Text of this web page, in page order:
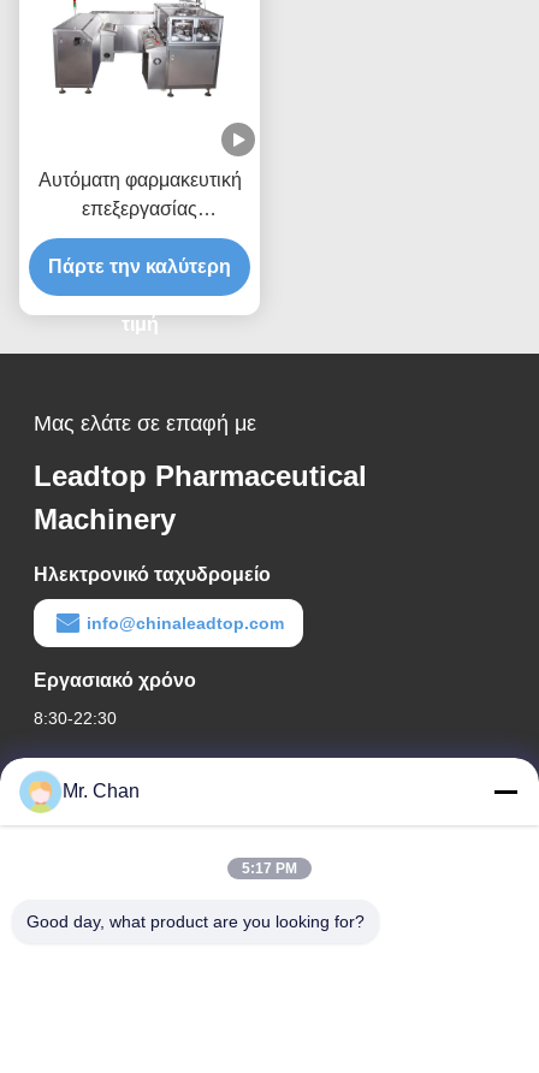
Αυτόματη φαρμακευτική
επεξεργασίας
συσκευασία Suppository
μηχανών ηπατική πυίδα
Πάρτε την καλύτερη
τιμή
Μας ελάτε σε επαφή με
Leadtop Pharmaceutical
Machinery
Ηλεκτρονικό ταχυδρομείο
info@chinaleadtop.com
Εργασιακό χρόνο
8:30-22:30
Η διεύθυνσή μας
Διεύθυνση εταιρείας
Διεύθυνση εργοστασίου
Mr. Chan
5:17 PM
Good day, what product are you looking for?